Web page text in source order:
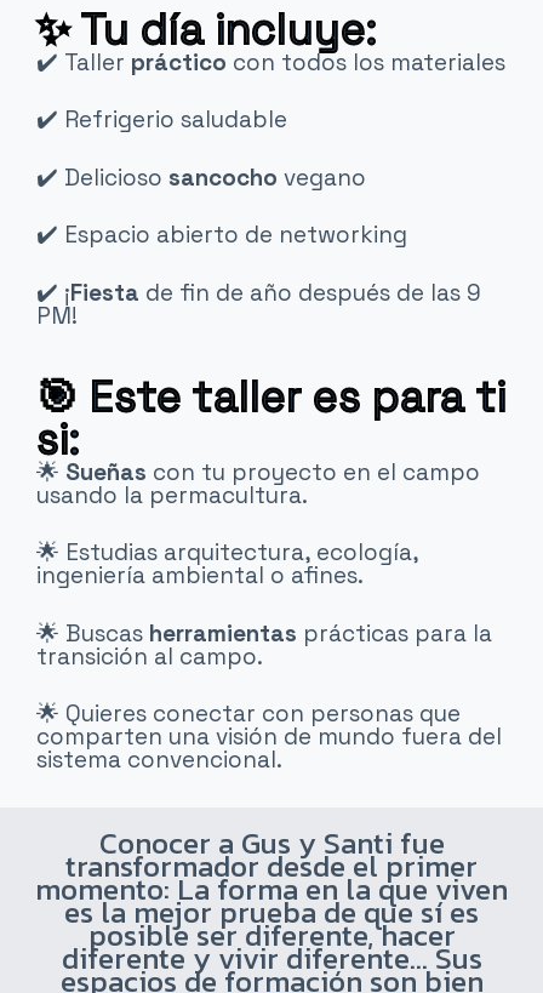
✨ Tu día incluye:
✔️ Taller práctico con todos los materiales
✔️ Refrigerio saludable
✔️ Delicioso sancocho vegano
✔️ Espacio abierto de networking
✔️ ¡Fiesta de fin de año después de las 9
PM!
🎯 Este taller es para ti
si:
🌟 Sueñas con tu proyecto en el campo
usando la permacultura.
🌟 Estudias arquitectura, ecología,
ingeniería ambiental o afines.
🌟 Buscas herramientas prácticas para la
transición al campo.
🌟 Quieres conectar con personas que
comparten una visión de mundo fuera del
sistema convencional.
Conocer a Gus y Santi fue
transformador desde el primer
momento: La forma en la que viven
es la mejor prueba de que sí es
posible ser diferente, hacer
diferente y vivir diferente... Sus
espacios de formación son bien